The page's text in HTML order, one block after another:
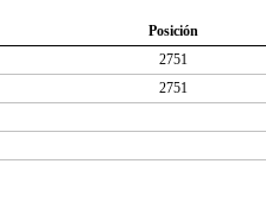
Posición
2751
2751